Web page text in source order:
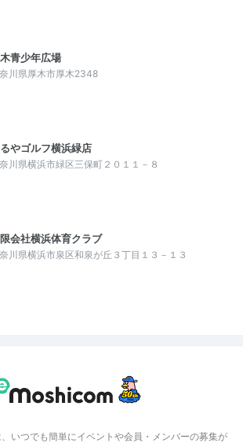
青少年広場
川県厚木市厚木2348
やゴルフ横浜緑店
川県横浜市緑区三保町２０１１－８
会社横浜体育クラブ
川県横浜市泉区和泉が丘３丁目１３－１３
、いつでも簡単にイベントや会員・メンバーの募集が